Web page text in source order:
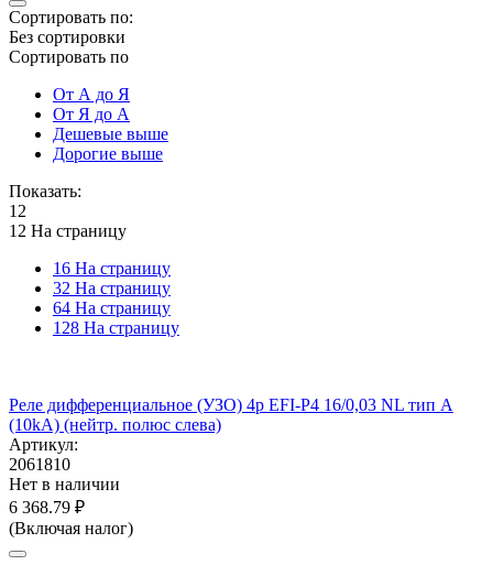
Сортировать по:
Без сортировки
Сортировать по
От А до Я
От Я до А
Дешевые выше
Дорогие выше
Показать:
12
12 На страницу
16 На страницу
32 На страницу
64 На страницу
128 На страницу
Реле дифференциальное (УЗО) 4р EFI-P4 16/0,03 NL тип A
(10kA) (нейтр. полюс слева)
Артикул:
2061810
Нет в наличии
6 368.79 ₽
(Включая налог)